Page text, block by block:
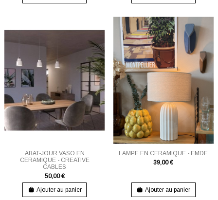
ABAT-JOUR VASO EN
CERAMIQUE - CREATIVE
CABLES
50,00 €
Ajouter au panier
LAMPE EN CERAMIQUE - EMDE
39,00 €
Ajouter au panier